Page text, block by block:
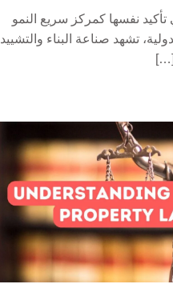
نفسها كمركز سريع النمو
تشهد صناعة البناء والتشييد
[…]